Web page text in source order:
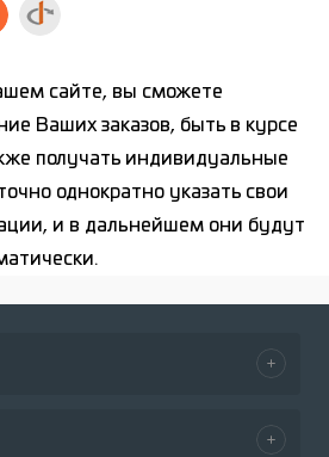
сайте, вы сможете
Ваших заказов, быть в курсе
получать индивидуальные
однократно указать свои
и в дальнейшем они будут